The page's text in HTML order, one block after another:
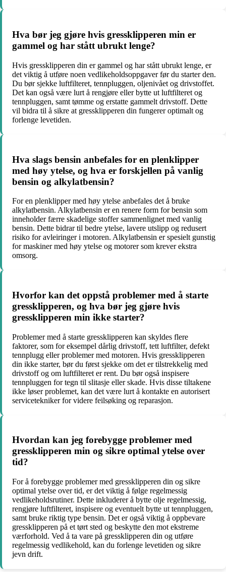
Hva bør jeg gjøre hvis gressklipperen min er
gammel og har stått ubrukt lenge?
Hvis gressklipperen din er gammel og har stått ubrukt lenge, er
det viktig å utføre noen vedlikeholdsoppgaver før du starter den.
Du bør sjekke luftfilteret, tennpluggen, oljenivået og drivstoffet.
Det kan også være lurt å rengjøre eller bytte ut luftfilteret og
tennpluggen, samt tømme og erstatte gammelt drivstoff. Dette
vil bidra til å sikre at gressklipperen din fungerer optimalt og
forlenge levetiden.
Hva slags bensin anbefales for en plenklipper
med høy ytelse, og hva er forskjellen på vanlig
bensin og alkylatbensin?
For en plenklipper med høy ytelse anbefales det å bruke
alkylatbensin. Alkylatbensin er en renere form for bensin som
inneholder færre skadelige stoffer sammenlignet med vanlig
bensin. Dette bidrar til bedre ytelse, lavere utslipp og redusert
risiko for avleiringer i motoren. Alkylatbensin er spesielt gunstig
for maskiner med høy ytelse og motorer som krever ekstra
omsorg.
Hvorfor kan det oppstå problemer med å starte
gressklipperen, og hva bør jeg gjøre hvis
gressklipperen min ikke starter?
Problemer med å starte gressklipperen kan skyldes flere
faktorer, som for eksempel dårlig drivstoff, tett luftfilter, defekt
tennplugg eller problemer med motoren. Hvis gressklipperen
din ikke starter, bør du først sjekke om det er tilstrekkelig med
drivstoff og om luftfilteret er rent. Du bør også inspisere
tennpluggen for tegn til slitasje eller skade. Hvis disse tiltakene
ikke løser problemet, kan det være lurt å kontakte en autorisert
servicetekniker for videre feilsøking og reparasjon.
Hvordan kan jeg forebygge problemer med
gressklipperen min og sikre optimal ytelse over
tid?
For å forebygge problemer med gressklipperen din og sikre
optimal ytelse over tid, er det viktig å følge regelmessig
vedlikeholdsrutiner. Dette inkluderer å bytte olje regelmessig,
rengjøre luftfilteret, inspisere og eventuelt bytte ut tennpluggen,
samt bruke riktig type bensin. Det er også viktig å oppbevare
gressklipperen på et tørt sted og beskytte den mot ekstreme
værforhold. Ved å ta vare på gressklipperen din og utføre
regelmessig vedlikehold, kan du forlenge levetiden og sikre
jevn drift.